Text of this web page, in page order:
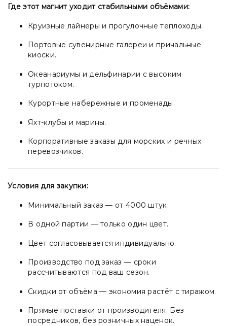
Где этот магнит уходит стабильными объёмами:
Круизные лайнеры и прогулочные теплоходы.
Портовые сувенирные галереи и причальные
киоски.
Океанариумы и дельфинарии с высоким
турпотоком.
Курортные набережные и променады.
Яхт-клубы и марины.
Корпоративные заказы для морских и речных
перевозчиков.
Условия для закупки:
Минимальный заказ — от 4000 штук.
В одной партии — только один цвет.
Цвет согласовывается индивидуально.
Производство под заказ — сроки
рассчитываются под ваш сезон.
Скидки от объёма — экономия растёт с тиражом.
Прямые поставки от производителя. Без
посредников, без розничных наценок.